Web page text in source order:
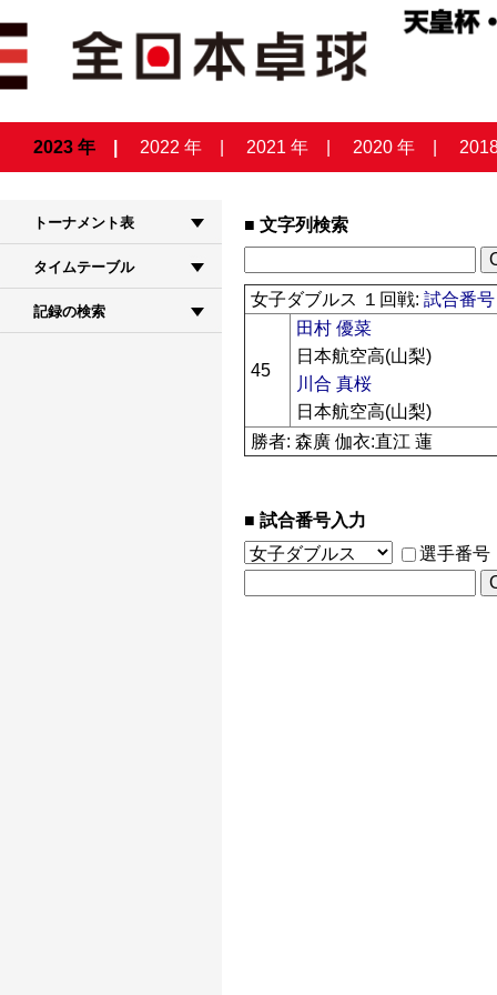
2023 年 2022 年 2021 年 2020 年
トーナメント表
タイムテーブル
記録の検索
文字列検索
女子ダブルス １回戦:試合番
45
田村 優菜
日本航空高(山梨)
川合 真桜
日本航空高(山梨)
勝者: 森廣 伽衣:直江 蓮
試合番号入力
選手番号